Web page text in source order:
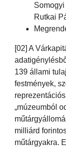
Rutkai
[02] A
139 állami
festmények,
„múzeumból
milliárd
műtárgyakra.